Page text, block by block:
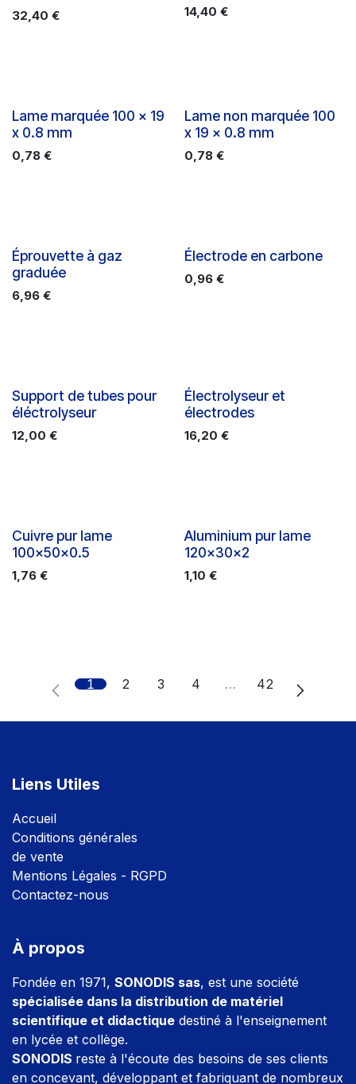
32,40 € 14,40 €
Lame marquée 100 x 19
x 0.8 mm
0,78 €
Lame non marquée 100
x 19 x 0.8 mm
0,78€
Éprouvette à gaz
graduée
6,96 €
Électrode en carbone
0,96€
Support de tubes pour
éléctrolyseur
12,00 €
Électrolyseur et
électrodes
16,20 €
Cuivre pur lame
100x50x0.5
1,76 €
Aluminium pur lame
120x30x2
1,10 €
1 2 3 4 … 42
Liens Utiles
Accueil
Conditions générales
de vente
Mentions Légales - RGPD
Contactez-nous
À propos
Fondée en 1971, SONODIS sas, est une société
spécialisée dans la distribution de matériel
scientifique et didactique destiné à l'enseignement
en lycée et collège.
SONODIS reste à l'écoute des besoins de ses clients
en concevant, développant et fabriquant de nombreux